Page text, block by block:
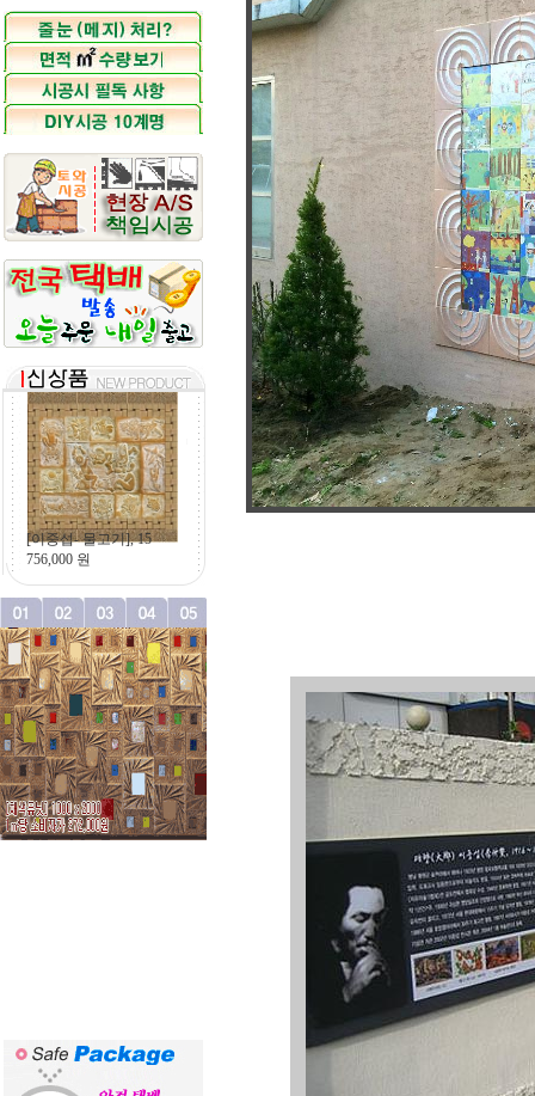
철) - 철화분장
원
[이중섭- 물고기], 15
원